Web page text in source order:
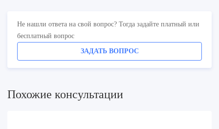
Не нашли ответа на свой вопрос? Тогда задайте платный или
бесплатный вопрос
ЗАДАТЬ ВОПРОС
Похожие консультации